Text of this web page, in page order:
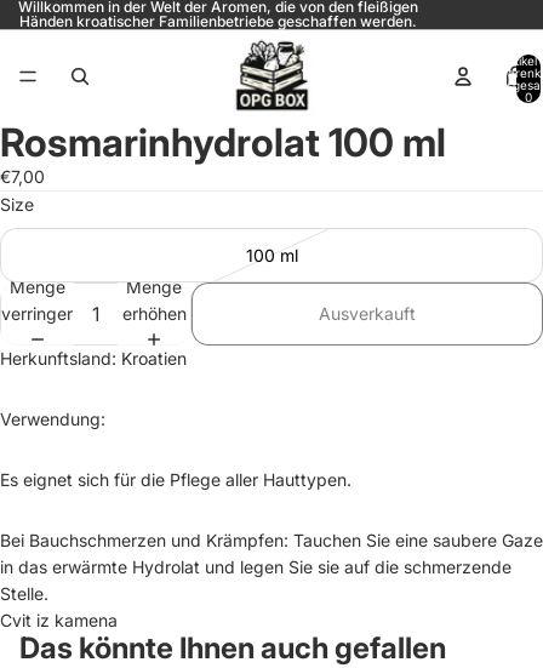
Willkommen in der Welt der Aromen, die von den fleißigen
Händen kroatischer Familienbetriebe geschaffen werden.
Artikel
0
Rosmarinhydrolat 100 ml
€7,00
Size
100 ml
Menge
verringern
Menge
erhöhen
Ausverkauft
Herkunftsland: Kroatien
Verwendung:
Es eignet sich für die Pflege aller Hauttypen.
Bei Bauchschmerzen und Krämpfen: Tauchen Sie eine saubere Gaze
in das erwärmte Hydrolat und legen Sie sie auf die schmerzende
Stelle.
Cvit iz kamena
Das könnte Ihnen auch gefallen